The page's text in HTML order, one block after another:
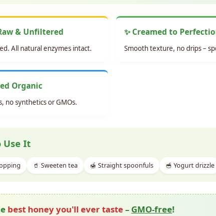
& Unfiltered
All natural enzymes intact.
✨ Creamed to
Smooth texture, no drips –
Organic
no synthetics or GMOs.
Use It
🥤 Sweeten tea 🍯 Straight spoonfuls 🥣 Yogurt drizzle
best honey you'll ever taste– GMO-free!